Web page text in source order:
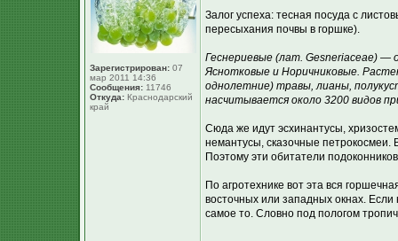
Зарегистрирован: 07
мар 2011 14:36
Сообщения: 11746
Откуда: Краснодарский
край
Залог успеха: тесная посуда с
пересыхания почвы в горшке).
Геснериевые (лат. Gesneriaceae) —
Яснотковые и Норичниковые.
однолетние) травы, лианы,
насчитывается около 3200 видов
Сюда же идут эсхинантусы,
немантусы, сказочные
Поэтому эти обитатели
По агротехнике вот эта вся
восточных или западных окнах.
самое то. Словно под пологом